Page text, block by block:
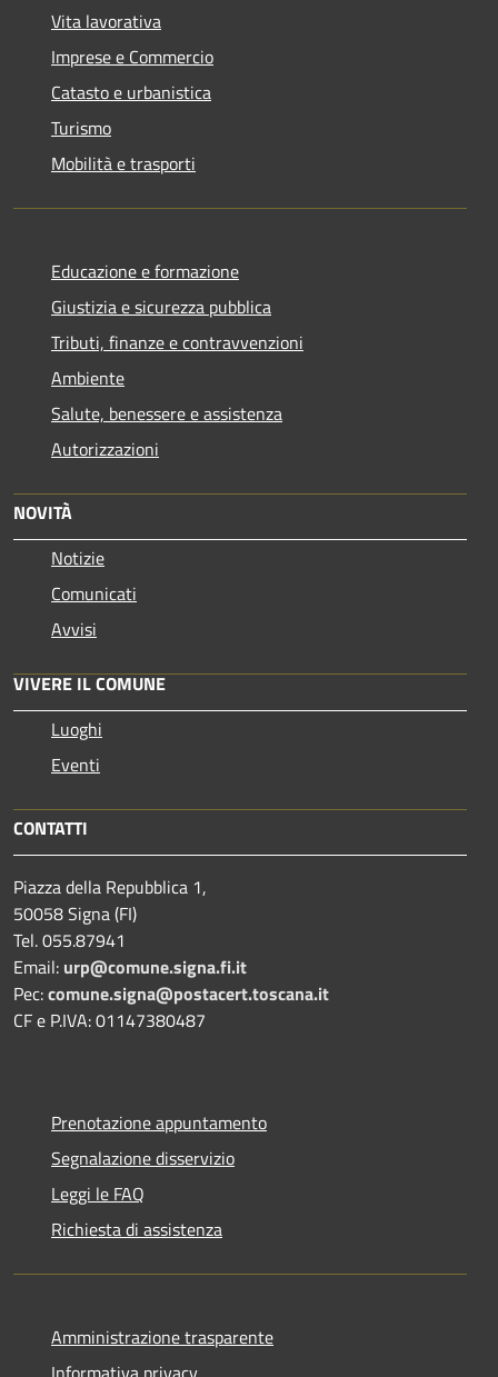
Vita lavorativa
Imprese e Commercio
Catasto e urbanistica
Turismo
Mobilità e trasporti
Educazione e formazione
Giustizia e sicurezza pubblica
Tributi, finanze e contravvenzioni
Ambiente
Salute, benessere e assistenza
Autorizzazioni
NOVITÀ
Notizie
Comunicati
Avvisi
VIVERE IL COMUNE
Luoghi
Eventi
CONTATTI
Piazza della Repubblica 1,
50058 Signa (FI)
Tel. 055.87941
Email: urp@comune.signa.fi.it
Pec:comune.signa@postacert.toscana.it
CF e P.IVA: 01147380487
Prenotazione appuntamento
Segnalazione disservizio
Leggi le FAQ
Richiesta di assistenza
Amministrazione trasparente